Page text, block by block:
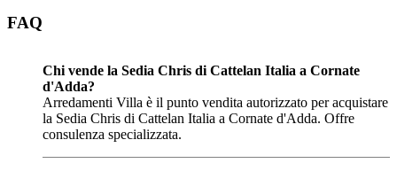
FAQ
Chi vende la Sedia Chris di Cattelan Italia a Cornate
d'Adda?
Arredamenti Villa è il punto vendita autorizzato per acquistare
la Sedia Chris di Cattelan Italia a Cornate d'Adda. Offre
consulenza specializzata.